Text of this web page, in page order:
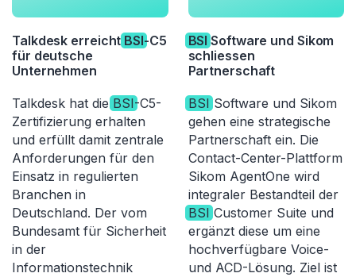
Talkdesk erreicht BSI-C5
für deutsche
Unternehmen
Talkdesk hat die BSI-C5-
Zertifizierung erhalten
und erfüllt damit zentrale
Anforderungen für den
Einsatz in regulierten
Branchen in
Deutschland. Der vom
Bundesamt für Sicherheit
in der
Informationstechnik
BSI Software und Sikom
schliessen
Partnerschaft
BSI Software und Sikom
gehen eine strategische
Partnerschaft ein. Die
Contact-Center-Plattform
Sikom AgentOne wird
integraler Bestandteil der
BSI Customer Suite und
ergänzt diese um eine
hochverfügbare Voice-
und ACD-Lösung. Ziel ist